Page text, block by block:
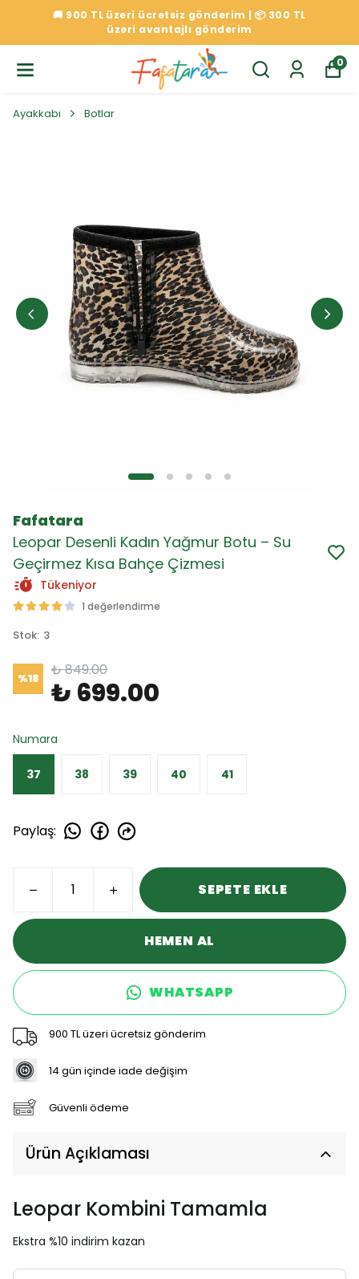
🚚 900 TL üzeri ücretsiz gönderim | 📦 300 TL
üzeri avantajlı gönderim
0
Ayakkabı Botlar
Fafatara
Leopar Desenli Kadın Yağmur Botu – Su
Geçirmez Kısa Bahçe Çizmesi
Tükeniyor
1 değerlendirme
Stok: 3
%18 ₺ 849.00
₺ 699.00
Numara
37 38 39 40 41
Paylaş:
SEPETE EKLE
HEMEN AL
WHATSAPP
900 TL üzeri ücretsiz gönderim
14 gün içinde iade değişim
Güvenli ödeme
Ürün Açıklaması
Leopar Kombini Tamamla
Ekstra %10 indirim kazan